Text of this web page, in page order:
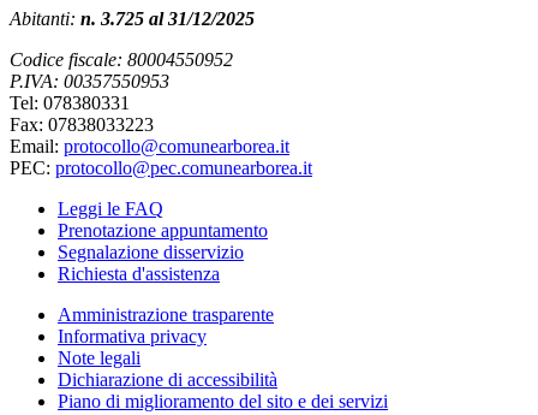
Abitanti: n. 3.725 al 31/12/2025
Codice fiscale: 80004550952
P.IVA: 00357550953
Tel: 078380331
Fax: 07838033223
Email: protocollo@comunearborea.it
PEC: protocollo@pec.comunearborea.it
Leggi le FAQ
Prenotazione appuntamento
Segnalazione disservizio
Richiesta d'assistenza
Amministrazione trasparente
Informativa privacy
Note legali
Dichiarazione di accessibilità
Piano di miglioramento del sito e dei servizi